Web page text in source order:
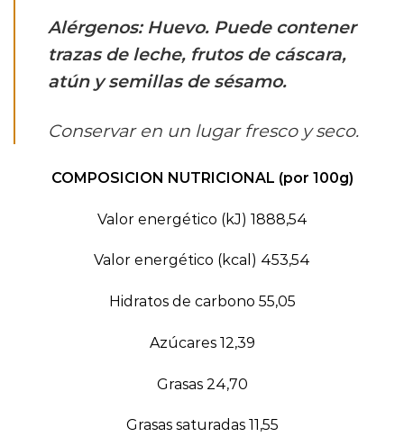
Alérgenos: Huevo. Puede contener
trazas de leche, frutos de cáscara,
atún y semillas de sésamo.
Conservar en un lugar fresco y seco.
COMPOSICION NUTRICIONAL (por 100g)
Valor energético (kJ) 1888,54
Valor energético (kcal) 453,54
Hidratos de carbono 55,05
Azúcares 12,39
Grasas 24,70
Grasas saturadas 11,55